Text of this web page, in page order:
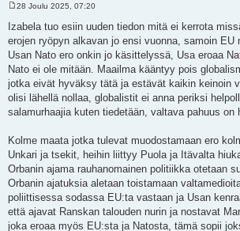
e
s
i
28 Joulu 2025, 07:20
Izabela tuo esiin uuden tiedon mitä ei kerrota
erojen ryöpyn alkavan jo ensi vuonna, samoin EU
Usan Nato ero onkin jo käsittelyssä, Usa eroaa
Nato ei ole mitään. Maailma kääntyy pois
jotka eivät hyväksy tätä ja estävät kaikin keinoin
olisi lähellä nollaa, globalistit ei anna periksi
salamurhaajia kuten tiedetään, valtava pahuus on
Kolme maata jotka tulevat muodostamaan ero
Unkari ja tsekit, heihin liittyy Puola ja Itävalta
Orbanin ajama rauhanomainen politiikka otetaan
Orbanin ajatuksia aletaan toistamaan
poliittisessa sodassa EU:ta vastaan ja Usan
että ajavat Ranskan talouden nurin ja nostavat
joka eroaa myös EU:sta ja Natosta, tämä sopii